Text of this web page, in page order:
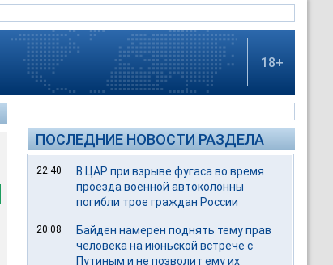
18+
ПОСЛЕДНИЕ НОВОСТИ РАЗДЕЛА
22:40
В ЦАР при взрыве фугаса во время
проезда военной автоколонны
погибли трое граждан России
20:08
Байден намерен поднять тему прав
человека на июньской встрече с
Путиным и не позволит ему их